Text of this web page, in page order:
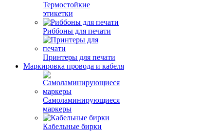
Термостойкие
этикетки
Риббоны для печати
Принтеры для печати
Маркировка провода и кабеля
Самоламинирующиеся
маркеры
Кабельные бирки